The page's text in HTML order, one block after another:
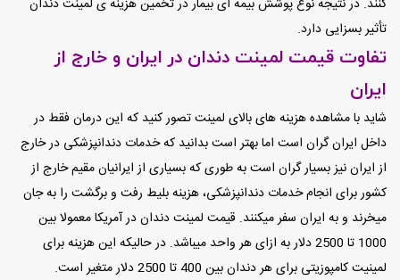
تأثیر بسزایی دارد.
تفاوت قیمت لمینت دندان در ایران و خارج از
ایران
شاید با مشاهده هزینه های بالای لمینت تصور کنید که این درمان فقط در
داخل ایران گران است اما بهتر است بدانید که خدمات دندانپزشکی در خارج
از ایران نیز بسیار گران است به طوری که بسیاری از ایرانیان مقیم خارج از
کشور برای انجام خدمات دندانپزشکی، هزینه بلیط رفت و برگشت را به جان
میخرند و به ایران سفر میکنند. قیمت لمینت دندان در آمریکا معمولا بین
1000 تا 2500 دلار به ازای هر واحد میباشد. در حالیکه این هزینه برای
لمینیت کامپوزیتی برای هر دندان بین 400 تا 2500 دلار متغیر است.